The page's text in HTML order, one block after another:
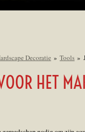
Decoratie » Tools »
HET